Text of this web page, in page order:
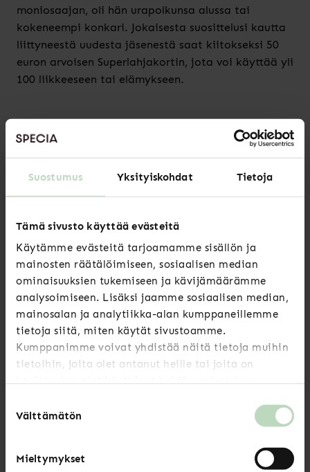
Suostumus Yksityiskohdat Tietoja
Tämä sivusto käyttää evästeitä
Käytämme evästeitä tarjoamamme sisällön ja
mainosten räätälöimiseen, sosiaalisen median
ominaisuuksien tukemiseen ja kävijämäärämme
analysoimiseen. Lisäksi jaamme sosiaalisen median,
mainosalan ja analytiikka-alan kumppaneillemme
tietoja siitä, miten käytät sivustoamme.
Kumppanimme voivat yhdistää näitä tietoja muihin
tietoihin, joita olet antanut heille tai joita on
kerätty, kun olet käyttänyt heidän palvelujaan.
valinta
Välttämätön
Mieltymykset
moniosaajan, oli hän urapolkunsa alussa tai
kokeneempi konkari. Jokaisesta suosittelusi kautta
liittyneestä uudesta jäsenestä saat kiitokseksi 50
euron arvoisen Superlahjakortin, jota voi käyttää yli
100 liikkeeseen tai elämykseen.
Miten toimia?
meistä henkilökohtaisesti tai lähettämällä
valmiin suositteluviestin. Viestissä kerromme
ystävällesi lisää Speciasta. Voit käyttää
suositteluviestiä turvallisin mielin, emme
tallenna ystäväsi tietoja emmekä lähetä
hänelle roskapostia.
LÄHETÄ SUOSITTELUVIESTI
Meillä jäsenet ovat